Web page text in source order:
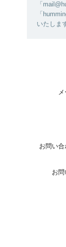
「
「
いたしま
お問い
お